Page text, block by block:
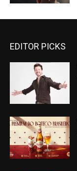
EDITOR PICKS